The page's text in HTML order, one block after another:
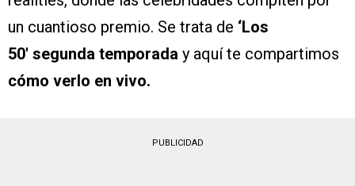
un cuantioso premio. Se trata de ‘Los
50′ segunda temporada y aquí te compartimos
cómo verlo en vivo.
PUBLICIDAD